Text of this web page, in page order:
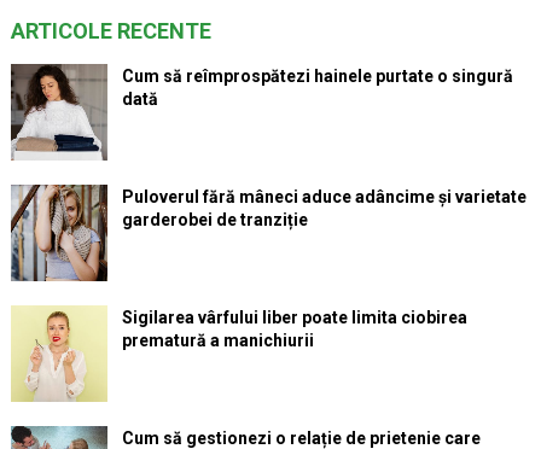
ARTICOLE RECENTE
Cum să reîmprospătezi hainele purtate o singură
dată
Puloverul fără mâneci aduce adâncime și varietate
garderobei de tranziție
Sigilarea vârfului liber poate limita ciobirea
prematură a manichiurii
Cum să gestionezi o relație de prietenie care